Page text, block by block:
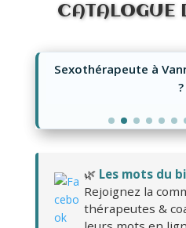
CATALOGUE
Sexothérapeute à
?
🌿 Les mots du
Rejoignez la
thérapeutes &